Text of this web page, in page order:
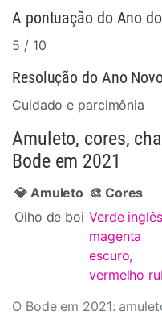
A pontuação do Ano
5 / 10
Resolução do Ano
Cuidado e parcimônia
Amuleto, cores,
Bode em 2021
O Bode em 2021:
💎 Amuleto 🎨 Cores
Olho de boi Verde
magenta
escuro,
vermelho